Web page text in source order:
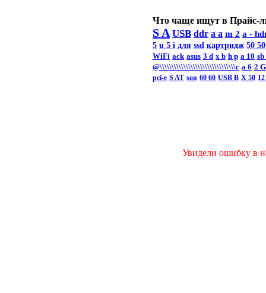
Что чаще ищут в Прайс-
S A USB ddr a a m 2 a -
5 u 5 i для ssd картридж 50 50
WiFi ack asus 3 d x b h p a 10 sb
@\\\\\\\\\\\\\\\\\\\\\\\\\\\\\\\\c а 6 2
pci-e S AT son 60 60 USB B X 50
Увидели ошибку в